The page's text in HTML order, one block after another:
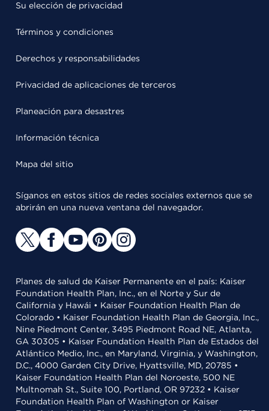
Su elección de privacidad
Términos y condiciones
Derechos y responsabilidades
Privacidad de aplicaciones de terceros
Planeación para desastres
Información técnica
Mapa del sitio
Síganos en estos sitios de redes sociales externos que se
abrirán en una nueva ventana del navegador.
Planes de salud de Kaiser Permanente en el país: Kaiser
Foundation Health Plan, Inc., en el Norte y Sur de
California y Hawái • Kaiser Foundation Health Plan de
Colorado • Kaiser Foundation Health Plan de Georgia, Inc.,
Nine Piedmont Center, 3495 Piedmont Road NE, Atlanta,
GA 30305 • Kaiser Foundation Health Plan de Estados del
Atlántico Medio, Inc., en Maryland, Virginia, y Washington,
D.C., 4000 Garden City Drive, Hyattsville, MD, 20785 •
Kaiser Foundation Health Plan del Noroeste, 500 NE
Multnomah St., Suite 100, Portland, OR 97232 • Kaiser
Foundation Health Plan of Washington or Kaiser